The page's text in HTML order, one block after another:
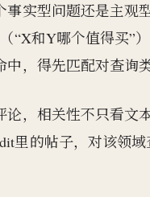
实型问题还是主观
和Y哪个值得买”
，得先匹配对查询类
，相关性不只看文
里的帖子，对该领